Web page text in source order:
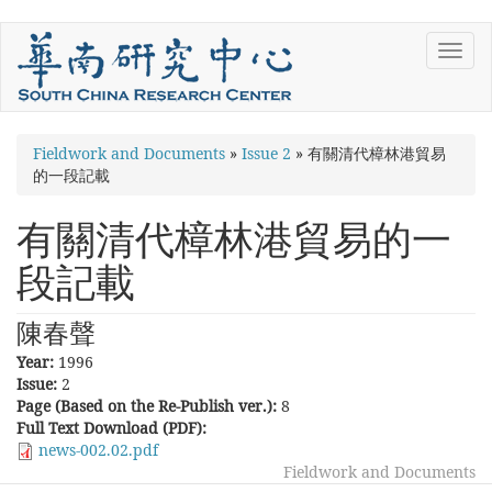
Skip
main
content
You
are
here
Fieldwork and Documents » Issue 2 » 有關清代樟林港貿易
的一段記載
有關清代樟林港貿易的一
段記載
陳春聲
Year: 1996
Issue: 2
Page (Based on the Re-Publish ver.): 8
Full Text Download (PDF):
news-002.02.pdf
Fieldwork and Documents